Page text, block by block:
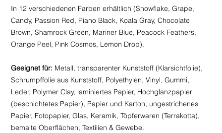
In 12 verschiedenen Farben erhältlich (Snowflake, Grape,
Candy, Passion Red, Piano Black, Koala Gray, Chocolate
Brown, Shamrock Green, Mariner Blue, Peacock Feathers,
Orange Peel, Pink Cosmos, Lemon Drop).
Geeignet für: Metall, transparenter Kunststoff (Klarsichtfolie),
Schrumpffolie aus Kunststoff, Polyethylen, Vinyl, Gummi,
Leder, Polymer Clay, laminiertes Papier, Hochglanzpapier
(beschichtetes Papier), Papier und Karton, ungestrichenes
Papier, Fotopapier, Glas, Keramik, Töpferwaren (Terrakotta),
bemalte Oberflächen, Textilien & Gewebe.